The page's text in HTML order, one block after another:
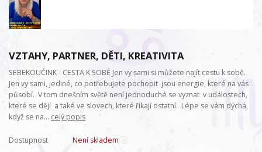
VZTAHY, PARTNER, DĚTI, KREATIVITA
SEBEKOUČINK - CESTA K SOBĚ Jen vy sami si můžete najít cestu k sobě.
Jen vy sami, jediné, co potřebujete pochopit jsou energie, které na vás
působí. V tom dnešním světě není jednoduché se vyznat v událostech,
které se dějí a také ve slovech, které říkají ostatní. Lépe se vám dýchá,
když se na... celý popis
Dostupnost Není skladem